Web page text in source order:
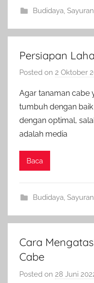
Budidaya Sayuran
Persiapan
Posted on 2 Oktober
Agar tanaman cabe
tumbuh dengan
dengan optimal,
adalah media
Baca
Budidaya, Sayuran
Cara
Cabe
Posted on 28 Juni